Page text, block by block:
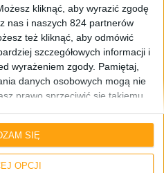
kliknąć, aby wyrazić zgodę
nas i naszych 824 partnerów
też kliknąć, aby odmówić
szczegółowych informacji i
wyrażeniem zgody. Pamiętaj,
danych osobowych mogą nie
prawo sprzeciwić się takiemu
momencie zmienić swoje
wracając na tę stronę i klikając
OPCJI
SIĘ
nową Lumię od